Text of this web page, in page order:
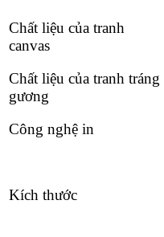
Chất liệu của tranh
canvas
Chất liệu của tranh tráng
gương
Công nghệ in
Kích thước